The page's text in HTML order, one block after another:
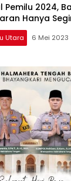
Pemilu 2024,
Hanya
Utara 6 Mei 2023